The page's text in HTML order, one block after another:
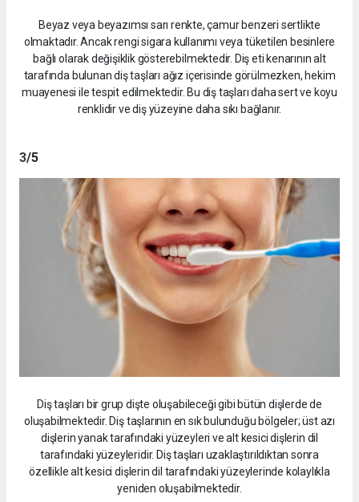
Beyaz veya beyazımsı sarı renkte, çamur benzeri sertlikte
olmaktadır. Ancak rengi sigara kullanımı veya tüketilen besinlere
bağlı olarak değişiklik gösterebilmektedir. Diş eti kenarının alt
tarafında bulunan diş taşları ağız içerisinde görülmezken, hekim
muayenesi ile tespit edilmektedir. Bu diş taşları daha sert ve koyu
renklidir ve diş yüzeyine daha sıkı bağlanır.
3/5
Diş taşları bir grup dişte oluşabileceği gibi bütün dişlerde de
oluşabilmektedir. Diş taşlarının en sık bulunduğu bölgeler; üst azı
dişlerin yanak tarafındaki yüzeyleri ve alt kesici dişlerin dil
tarafındaki yüzeyleridir. Diş taşları uzaklaştırıldıktan sonra
özellikle alt kesici dişlerin dil tarafındaki yüzeylerinde kolaylıkla
yeniden oluşabilmektedir.